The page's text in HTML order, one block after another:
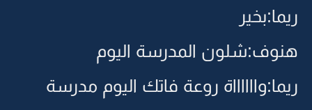
ريما:بخير
هنوف:شلون المدرسة اليوم
ريما:وااااااة روعة فاتك اليوم مدرسة